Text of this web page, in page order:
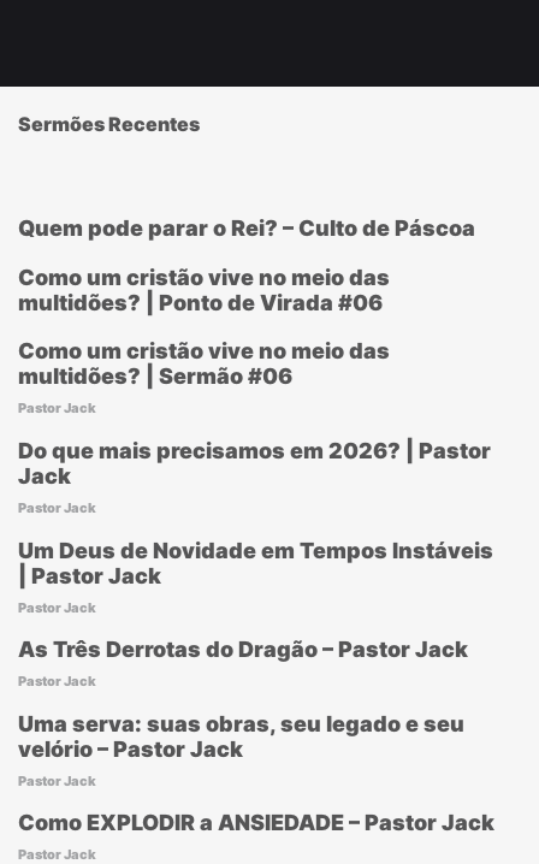
Sermões Recentes
Quem pode parar o Rei? – Culto de Páscoa
Como um cristão vive no meio das
multidões? | Ponto de Virada #06
Como um cristão vive no meio das
multidões? | Sermão #06
Pastor Jack
Do que mais precisamos em 2026? | Pastor
Jack
Pastor Jack
Um Deus de Novidade em Tempos Instáveis
| Pastor Jack
Pastor Jack
As Três Derrotas do Dragão – Pastor Jack
Pastor Jack
Uma serva: suas obras, seu legado e seu
velório – Pastor Jack
Pastor Jack
Como EXPLODIR a ANSIEDADE – Pastor Jack
Pastor Jack